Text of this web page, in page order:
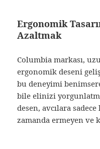
Ergonomik
Azaltmak
Columbia markası,
ergonomik deseni
bu deneyimi
bile elinizi
desen, avcılara
zamanda ermeyen ve